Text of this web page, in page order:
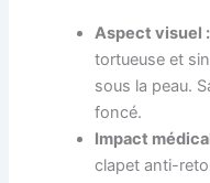
Aspect visuel :
tortueuse et
sous la peau.
foncé.
Impact
clapet anti-